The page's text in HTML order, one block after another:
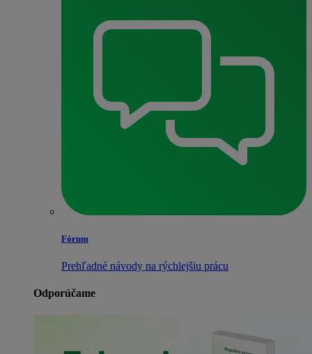
Fórum
Prehľadné návody na rýchlejšiu prácu
Odporúčame